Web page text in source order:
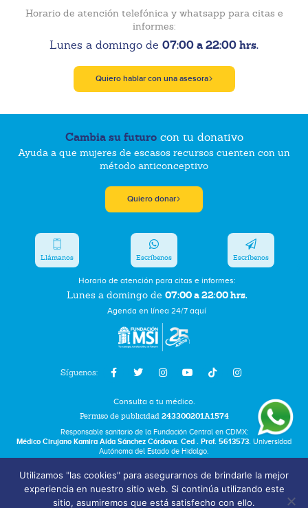
Horario de atención telefónica y whatsapp para citas e
informes:
Lunes a domingo de 07:00 a 22:00 hrs.
Quiero hablar con una asesora
Cambia su futurocon tu donativo
Ayuda a que mujeres de escasos recursos cuenten con un
método anticonceptivo
Quiero donar
Síguenos:
Horario de atención para citas e informes:
Lunes a domingo de 07:00 a 22:00 hrs.
Agenda en línea 24/7 aquí
Llámanos Escríbenos Escríbenos
Consulta a tu médico.
Permiso de publicidad 243300201A1574
Responsable sanitario de la Fundación Central en CDMX:
Médico Cirujano Kamira Aída Sánchez Córdova. Ced . Prof. 5613573. Universidad
Autónoma del Estado de Hidalgo.
Términos y Condiciones
Bolsa de Trabajo
Utilizamos "las cookies" para asegurarnos de brindarle la mejor
experiencia en nuestro sitio web. Si continúa utilizando este
sitio, asumiremos que está satisfecho con ello.